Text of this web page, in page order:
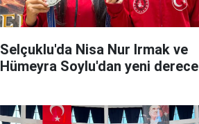
Selçuklu'da Nisa Nur Irmak ve
Hümeyra Soylu'dan yeni derece